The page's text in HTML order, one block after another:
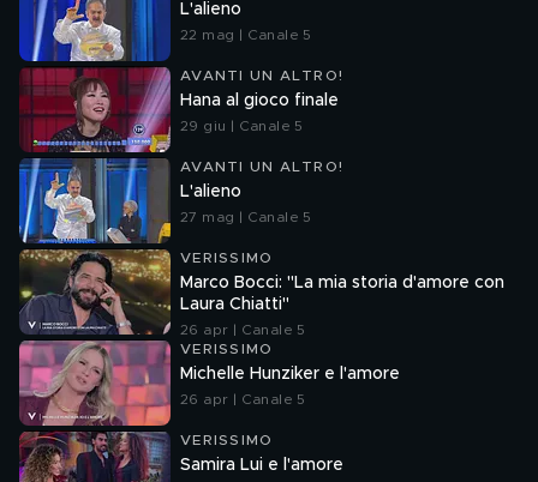
L'alieno
22 mag | Canale 5
AVANTI UN ALTRO!
Hana al gioco finale
29 giu | Canale 5
AVANTI UN ALTRO!
L'alieno
27 mag | Canale 5
VERISSIMO
Marco Bocci: "La mia storia d'amore con
Laura Chiatti"
26 apr | Canale 5
VERISSIMO
Michelle Hunziker e l'amore
26 apr | Canale 5
VERISSIMO
Samira Lui e l'amore